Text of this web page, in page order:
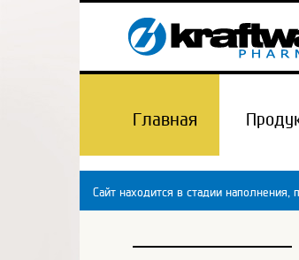
Главная
Сайт находится в стадии